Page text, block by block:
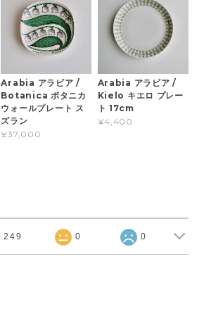
Arabia アラビア /
Botanica ボタニカ
ウォールプレート ス
ズラン
¥37,000
Arabia アラビア /
Kielo キエロ プレー
ト 17cm
¥4,400
249 0 0